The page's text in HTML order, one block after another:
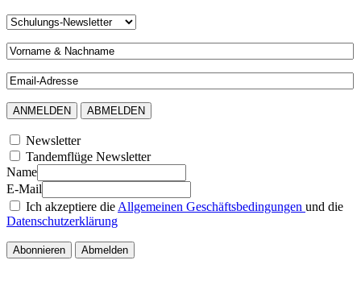
Newsletter
Tandemflüge Newsletter
Name
E-Mail
Ich akzeptiere die Allgemeinen Geschäftsbedingungen und die
Datenschutzerklärung